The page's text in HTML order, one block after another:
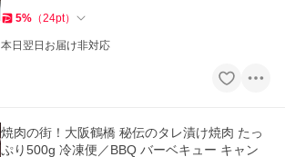
5% （24pt）
本日翌日お届け非対応
焼肉の街！大阪鶴橋 秘伝のタレ漬け焼肉 たっ
ぷり500g 冷凍便／BBQ バーベキュー キャン